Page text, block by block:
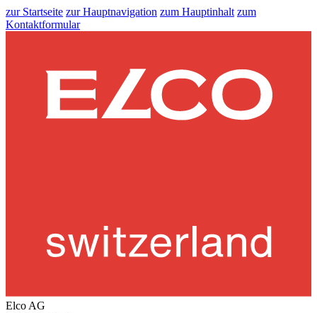
zur Startseite zur Hauptnavigation zum Hauptinhalt zum
Kontaktformular
Elco AG